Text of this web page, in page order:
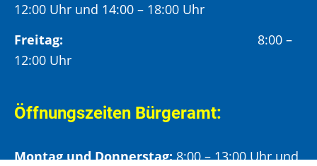
12:00 Uhr und 14:00 – 18:00 Uhr
Freitag:
8:00 –
12:00 Uhr
Öffnungszeiten Bürgeramt:
Montag und Donnerstag:8:00 – 13:00 Uhr und